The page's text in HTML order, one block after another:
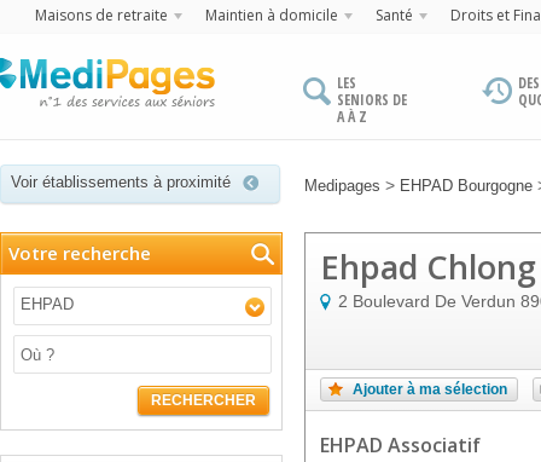
Maisons de retraite Maintien à domicile Santé Droits et
LES
SENIORS DE
A À Z
Voir établissements à proximité Medipages > EHPAD Bourgogne
Votre recherche
EHPAD
RECHERCHER
Ehpad
2 Boulevard De Verdun
Ajouter à ma sélection
EHPAD Associatif